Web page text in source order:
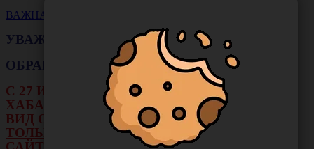
ВАЖНАЯ НОВОСТЬ
УВАЖАЕМЫЕ КЛИЕНТЫ!
ОБРАЩАЕМ ВАШЕ ВНИМАНИЕ!!!
С 27 ИЮЛЯ ПО 16 АВГУСТА В ФИЛИАЛЕ Г.
ХАБАРОВСКА НЕ БУДЕТ ДЕЙСТВОВАТЬ
ВИД ОПЛАТЫ: НАЛИЧНЫЕ И ТЕРМИНАЛ.
ТОЛЬКО ОПЛАТА ОНЛАЙН НА НАШЕМ